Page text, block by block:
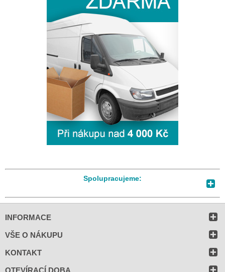
Spolupracujeme:
INFORMACE
VŠE O NÁKUPU
KONTAKT
OTEVÍRACÍ DOBA